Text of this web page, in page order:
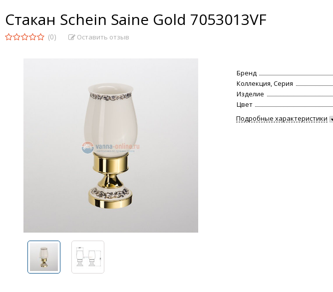
Стакан Schein Saine Gold 7053013VF
(0) Оставить отзыв
Бренд
Коллекция, Серия
Изделие
Цвет
Подробные характеристики